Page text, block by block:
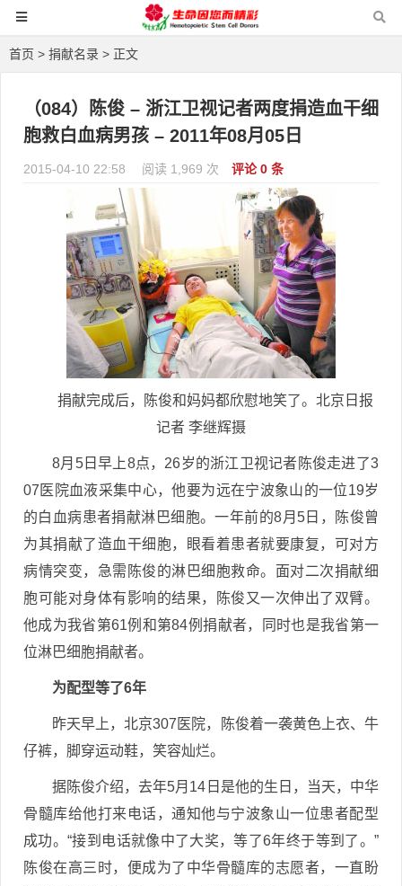
首页 > 捐献名录 > 正文
（084）陈俊 – 浙江卫视记者两度捐造血干细
胞救白血病男孩 – 2011年08月05日
2015-04-10 22:58 阅读 1,969 次 评论 0 条
捐献完成后，陈俊和妈妈都欣慰地笑了。北京日报
记者 李继辉摄
8月5日早上8点，26岁的浙江卫视记者陈俊走进了3
07医院血液采集中心，他要为远在宁波象山的一位19岁
的白血病患者捐献淋巴细胞。一年前的8月5日，陈俊曾
为其捐献了造血干细胞，眼看着患者就要康复，可对方
病情突变，急需陈俊的淋巴细胞救命。面对二次捐献细
胞可能对身体有影响的结果，陈俊又一次伸出了双臂。
他成为我省第61例和第84例捐献者，同时也是我省第一
位淋巴细胞捐献者。
为配型等了6年
昨天早上，北京307医院，陈俊着一袭黄色上衣、牛
仔裤，脚穿运动鞋，笑容灿烂。
据陈俊介绍，去年5月14日是他的生日，当天，中华
骨髓库给他打来电话，通知他与宁波象山一位患者配型
成功。“接到电话就像中了大奖，等了6年终于等到了。”
陈俊在高三时，便成为了中华骨髓库的志愿者，一直盼